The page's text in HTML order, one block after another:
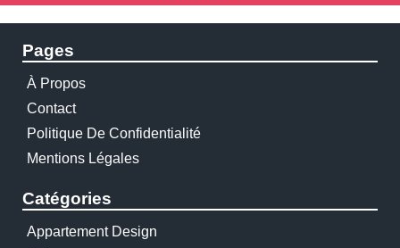
Pages
À Propos
Contact
Politique De Confidentialité
Mentions Légales
Catégories
Appartement Design